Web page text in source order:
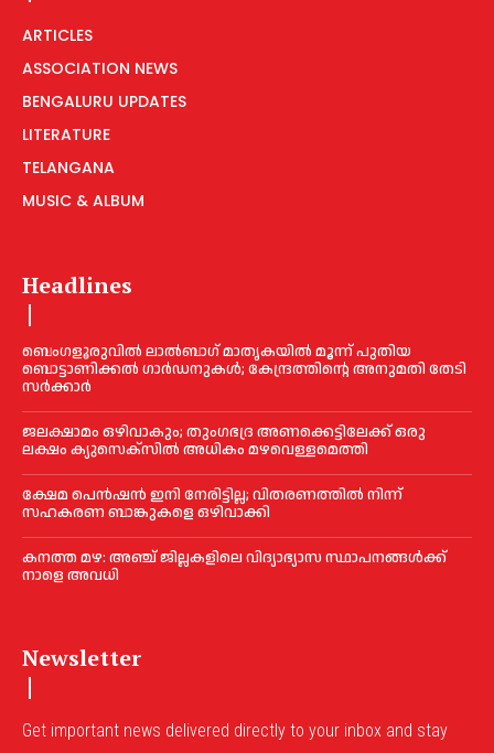
ARTICLES
ASSOCIATION NEWS
BENGALURU UPDATES
LITERATURE
TELANGANA
MUSIC & ALBUM
Headlines
ബെംഗളൂരുവിൽ ലാൽബാഗ് മാതൃകയിൽ മൂന്ന് പുതിയ
ബൊട്ടാണിക്കൽ ഗാർഡനുകൾ; കേന്ദ്രത്തിന്റെ അനുമതി തേടി
സർക്കാർ
ജലക്ഷാമം ഒഴിവാകും; തുംഗഭദ്ര അണക്കെട്ടിലേക്ക് ഒരു
ലക്ഷം ക്യുസെക്സില്‍ അധികം മഴവെള്ളമെത്തി
ക്ഷേമ പെൻഷൻ ഇനി നേരിട്ടില്ല; വിതരണത്തിൽ നിന്ന്
സഹകരണ ബാങ്കുകളെ ഒഴിവാക്കി
കനത്ത മഴ: അഞ്ച് ജില്ലകളിലെ വിദ്യാഭ്യാസ സ്ഥാപനങ്ങൾക്ക്
നാളെ അവധി
Newsletter
Get important news delivered directly to your inbox and stay